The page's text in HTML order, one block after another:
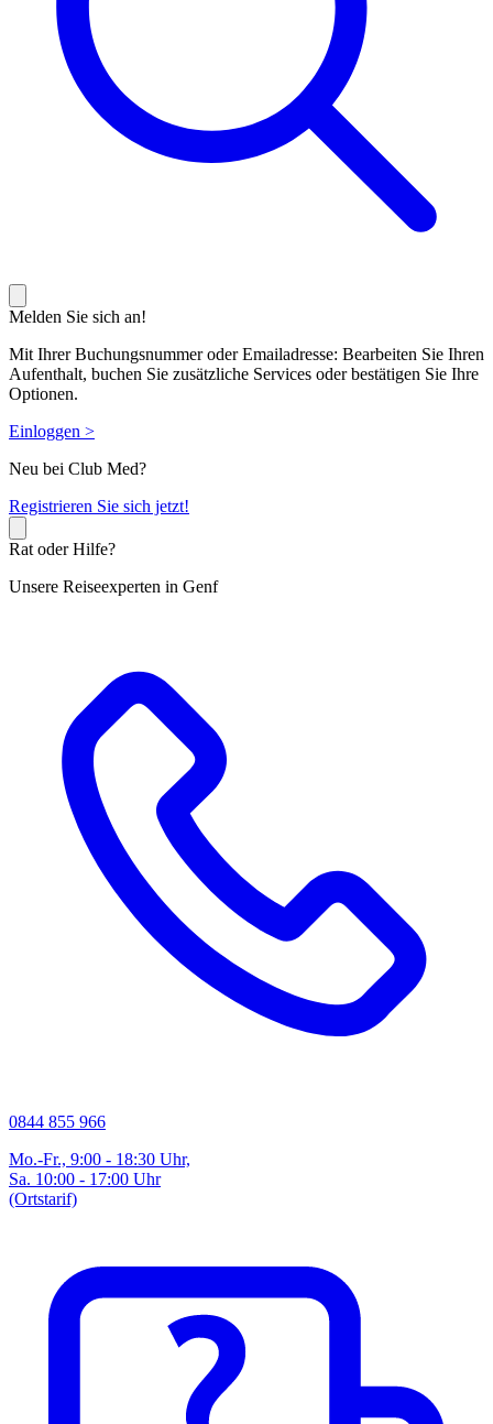
Melden Sie sich an!
Mit Ihrer Buchungsnummer oder Emailadresse: Bearbeiten Sie Ihren
Aufenthalt, buchen Sie zusätzliche Services oder bestätigen Sie Ihre
Optionen.
Einloggen >
Neu bei Club Med?
Registrieren Sie sich jetzt!
Rat oder Hilfe?
Unsere Reiseexperten in Genf
0844 855 966
Mo.-Fr., 9:00 - 18:30 Uhr,
Sa. 10:00 - 17:00 Uhr
(Ortstarif)